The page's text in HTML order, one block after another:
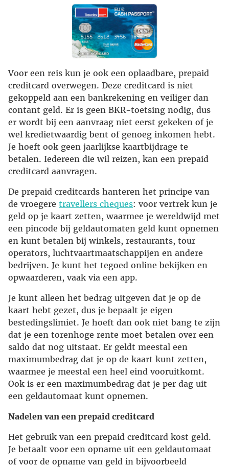
Voor een reis kun je ook een oplaadbare, prepaid
creditcard overwegen. Deze creditcard is niet
gekoppeld aan een bankrekening en veiliger dan
contant geld. Er is geen BKR-toetsing nodig, dus
er wordt bij een aanvraag niet eerst gekeken of je
wel kredietwaardig bent of genoeg inkomen hebt.
Je hoeft ook geen jaarlijkse kaartbijdrage te
betalen. Iedereen die wil reizen, kan een prepaid
creditcard aanvragen.
De prepaid creditcards hanteren het principe van
de vroegere travellers cheques: voor vertrek kun je
geld op je kaart zetten, waarmee je wereldwijd met
een pincode bij geldautomaten geld kunt opnemen
en kunt betalen bij winkels, restaurants, tour
operators, luchtvaartmaatschappijen en andere
bedrijven. Je kunt het tegoed online bekijken en
opwaarderen, vaak via een app.
Je kunt alleen het bedrag uitgeven dat je op de
kaart hebt gezet, dus je bepaalt je eigen
bestedingslimiet. Je hoeft dan ook niet bang te zijn
dat je een torenhoge rente moet betalen over een
saldo dat nog uitstaat. Er geldt meestal een
maximumbedrag dat je op de kaart kunt zetten,
waarmee je meestal een heel eind vooruitkomt.
Ook is er een maximumbedrag dat je per dag uit
een geldautomaat kunt opnemen.
Nadelen van een prepaid creditcard
Het gebruik van een prepaid creditcard kost geld.
Je betaalt voor een opname uit een geldautomaat
of voor de opname van geld in bijvoorbeeld